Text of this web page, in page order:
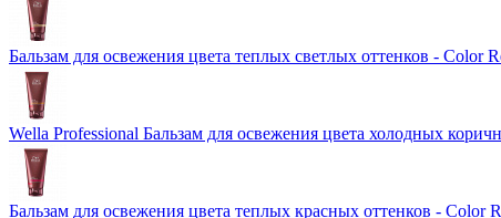
Бальзам для освежения цвета теплых светлых оттенков - Color
Wella Professional Бальзам для освежения цвета холодных
Бальзам для освежения цвета теплых красных оттенков - Color